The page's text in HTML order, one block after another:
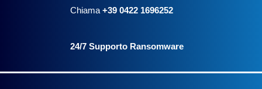
Chiama +39 0422 1696252
24/7 Supporto Ransomware